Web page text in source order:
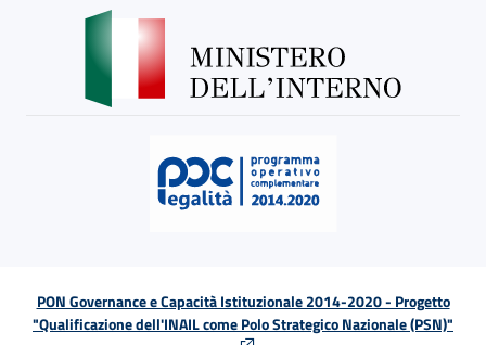
PON Governance e Capacità Istituzionale 2014-2020 - Progetto
"Qualificazione dell'INAIL come Polo Strategico Nazionale (PSN)"